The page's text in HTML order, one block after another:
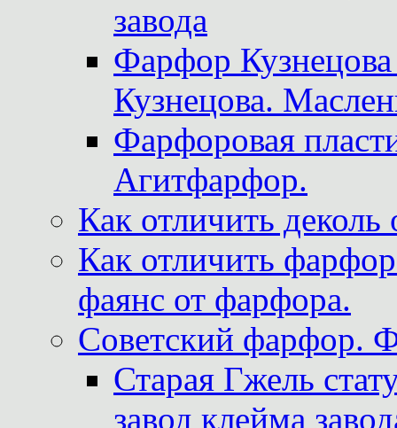
завода
Фарфор
Кузнецова.
Фарфоровая
Агитфарфор.
Как отличить
Как отличить
фаянс от фарфора.
Советский фарфор.
Старая Гжель
завод клейма